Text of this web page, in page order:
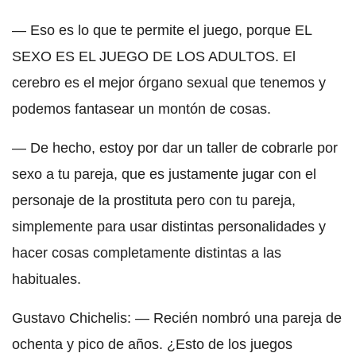
— Eso es lo que te permite el juego, porque EL
SEXO ES EL JUEGO DE LOS ADULTOS. El
cerebro es el mejor órgano sexual que tenemos y
podemos fantasear un montón de cosas.
— De hecho, estoy por dar un taller de cobrarle por
sexo a tu pareja, que es justamente jugar con el
personaje de la prostituta pero con tu pareja,
simplemente para usar distintas personalidades y
hacer cosas completamente distintas a las
habituales.
Gustavo Chichelis: — Recién nombró una pareja de
ochenta y pico de años. ¿Esto de los juegos